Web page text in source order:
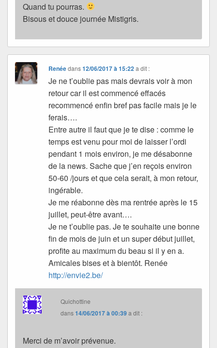
Quand tu pourras.
Bisous et douce journée Mistigris.
Renéedans12/06/2017 à 15:22 a dit :
Je ne t’oublie pas mais devrais voir à mon
retour car il est commencé effacés
recommencé enfin bref pas facile mais je le
ferais….
Entre autre il faut que je te dise : comme le
temps est venu pour moi de laisser l’ordi
pendant 1 mois environ, je me désabonne
de la news. Sache que j’en reçois environ
50-60 /jours et que cela serait, à mon retour,
ingérable.
Je me réabonne dès ma rentrée après le 15
juillet, peut-être avant….
Je ne t’oublie pas. Je te souhaite une bonne
fin de mois de juin et un super début juillet,
profite au maximum du beau si il y en a.
Amicales bises et à bientôt. Renée
http://envie2.be/
Quichottine
dans14/06/2017 à 00:39a dit :
Merci de m’avoir prévenue.